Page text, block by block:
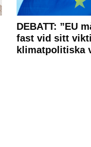
DEBATT: ”EU
fast vid sitt
klimatpolitiska